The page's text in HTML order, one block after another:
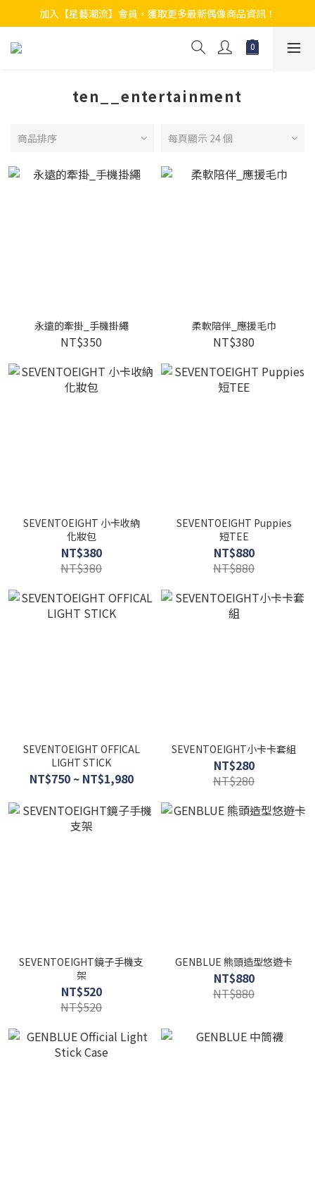
加入【星藝潮流】會員，獲取更多最新偶像商品資訊！
ten__entertainment
商品排序 每頁顯示 24 個
永遠的牽掛_手機掛繩
NT$350
柔軟陪伴_應援毛巾
NT$380
SEVENTOEIGHT 小卡收納
化妝包
NT$380
NT$380
SEVENTOEIGHT Puppies
短TEE
NT$880
NT$880
SEVENTOEIGHT OFFICAL
LIGHT STICK
NT$750 ~ NT$1,980
SEVENTOEIGHT小卡卡套組
NT$280
NT$280
SEVENTOEIGHT鏡子手機支
架
NT$520
NT$520
GENBLUE 熊頭造型悠遊卡
NT$880
NT$880